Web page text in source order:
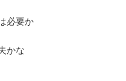
必要か
かな